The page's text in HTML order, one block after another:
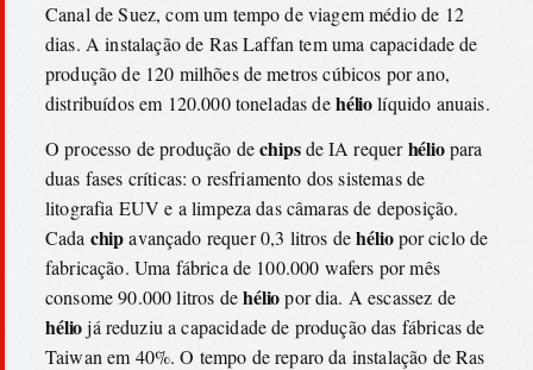
Canal de Suez, com um tempo de viagem médio de 12
dias. A instalação de Ras Laffan tem uma capacidade de
produção de 120 milhões de metros cúbicos por ano,
distribuídos em 120.000 toneladas dehéliolíquido anuais.
O processo de produção dechipsde IA requerhéliopara
duas fases críticas: o resfriamento dos sistemas de
litografia EUV e a limpeza das câmaras de deposição.
Cada chipavançado requer 0,3 litros dehéliopor ciclo de
fabricação. Uma fábrica de 100.000 wafers por mês
consome 90.000 litros dehéliopor dia. A escassez de
héliojá reduziu a capacidade de produção das fábricas de
Taiwan em 40%. O tempo de reparo da instalação de Ras